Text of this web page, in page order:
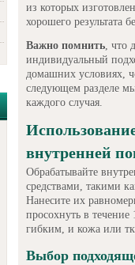
из которых
хорошего результата
Важно помнить , что
индивидуальный
домашних условиях,
следующем разделе
каждого случая.
внутренней
Обрабатывайте
средствами, такими
Нанесите их
просохнуть в течение
гибким, и кожа или
Выбор